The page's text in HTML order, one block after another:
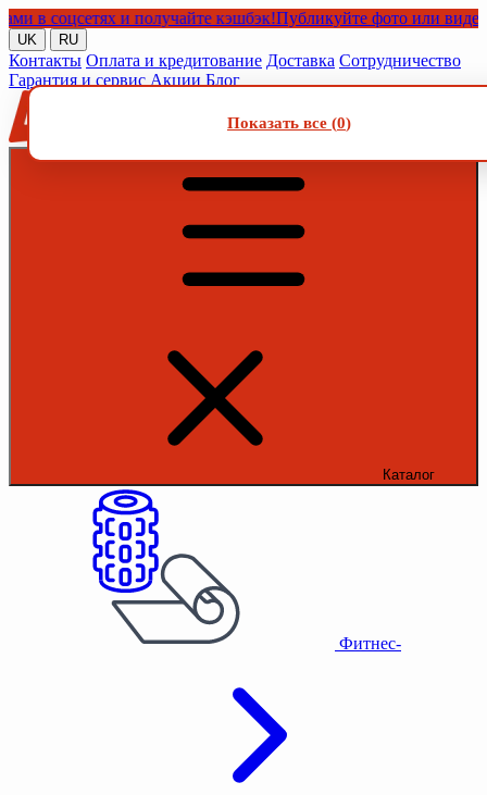
и получайте кэшбэк!Публикуйте фото или видео с
UK RU
Контакты Оплата и кредитование Доставка Сотрудничество
Гарантия и сервис Акции Блог
Каталог
Фитнес-
Показать все (0)